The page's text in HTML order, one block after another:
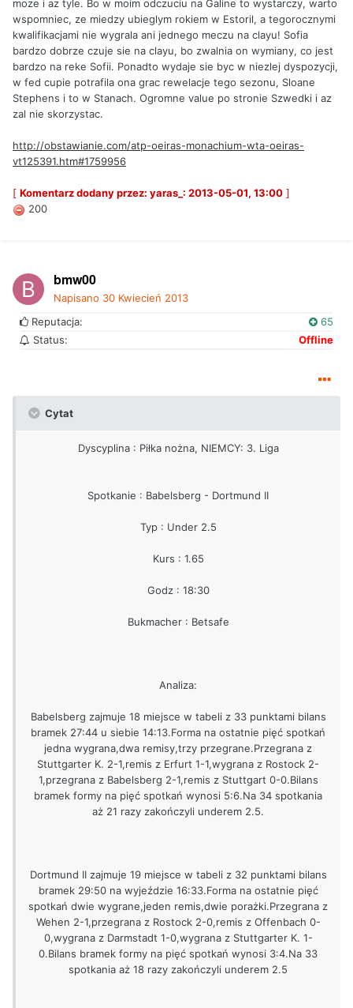
moze i az tyle. Bo w moim odczuciu na Galine to wystarczy, warto
wspomniec, ze miedzy ubieglym rokiem w Estoril, a tegorocznymi
kwalifikacjami nie wygrala ani jednego meczu na clayu! Sofia
bardzo dobrze czuje sie na clayu, bo zwalnia on wymiany, co jest
bardzo na reke Sofii. Ponadto wydaje sie byc w niezlej dyspozycji,
w fed cupie potrafila ona grac rewelacje tego sezonu, Sloane
Stephens i to w Stanach. Ogromne value po stronie Szwedki i az
zal nie skorzystac.
http://obstawianie.com/atp-oeiras-monachium-wta-oeiras-
vt125391.htm#1759956
[ Komentarz dodany przez: yaras_: 2013-05-01, 13:00 ]
200
bmw00
Napisano 30 Kwiecień 2013
Reputacja:
65
Status:
Offline
Cytat
Dyscyplina : Piłka nożna, NIEMCY: 3. Liga
Spotkanie : Babelsberg - Dortmund II
Typ : Under 2.5
Kurs : 1.65
Godz : 18:30
Bukmacher : Betsafe
Analiza:
Babelsberg zajmuje 18 miejsce w tabeli z 33 punktami bilans
bramek 27:44 u siebie 14:13.Forma na ostatnie pięć spotkań
jedna wygrana,dwa remisy,trzy przegrane.Przegrana z
Stuttgarter K. 2-1,remis z Erfurt 1-1,wygrana z Rostock 2-
1,przegrana z Babelsberg 2-1,remis z Stuttgart 0-0.Bilans
bramek formy na pięć spotkań wynosi 5:6.Na 34 spotkania
aż 21 razy zakończyli underem 2.5.
Dortmund II zajmuje 19 miejsce w tabeli z 32 punktami bilans
bramek 29:50 na wyjeździe 16:33.Forma na ostatnie pięć
spotkań dwie wygrane,jeden remis,dwie porażki.Przegrana z
Wehen 2-1,przegrana z Rostock 2-0,remis z Offenbach 0-
0,wygrana z Darmstadt 1-0,wygrana z Stuttgarter K. 1-
0.Bilans bramek formy na pięć spotkań wynosi 3:4.Na 33
spotkania aż 18 razy zakończyli underem 2.5